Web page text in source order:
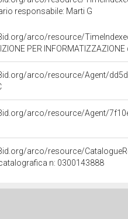
responsabile: Marti G
arco/resource/
PER
arco/resource/Agent/
arco/resource/Agent/
arco/resource/
n: 0300143888